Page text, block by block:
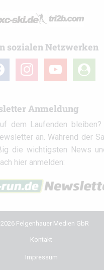
sozialen Netzwerken
instagramyoutube
user-
circle
Anmeldung
dem Laufenden bleiben?
an. Während der
die wichtigsten News
hier anmelden:
Felgenhauer Medien GbR
Kontakt
Impressum